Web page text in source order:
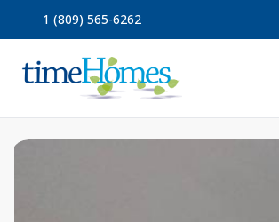
1 (809) 565-6262